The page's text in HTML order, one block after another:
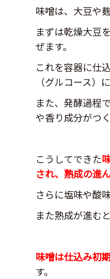
味噌は、大豆や
まずは乾燥大豆
ぜます。
これを容器に仕
（グルコース
また、発酵過程
や香り成分がつ
こうしてできた
され、熟成の進
さらに塩味や酸
また熟成が進む
味噌は仕込み初
す。